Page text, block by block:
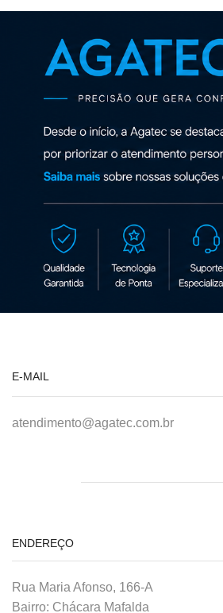
E-MAIL
atendimento@agatec.com.br
ENDEREÇO
Rua Maria Afonso, 166-A
Bairro: Chácara Mafalda